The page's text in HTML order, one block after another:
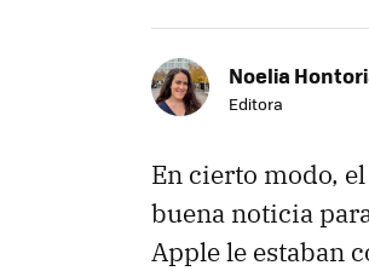
Noelia
Editora
En cierto modo,
buena noticia
Apple le estaban